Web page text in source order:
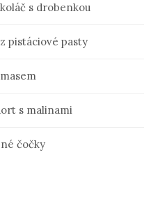
s drobenkou
pistáciové pasty
s malinami
čočky